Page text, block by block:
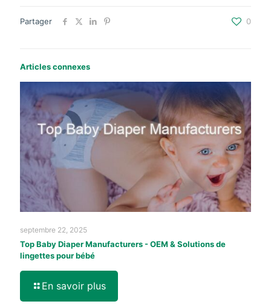
Partager 0
Articles connexes
septembre 22, 2025
Top Baby Diaper Manufacturers - OEM & Solutions de
lingettes pour bébé
En savoir plus